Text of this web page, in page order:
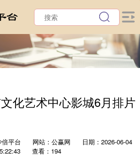
化艺术中心影城6月排片
平台 网站：公赢网
日期：2026-06-04
查看：194